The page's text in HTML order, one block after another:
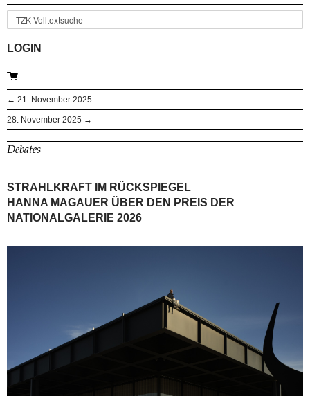
LOGIN
← 21. November 2025
28. November 2025 →
Debates
STRAHLKRAFT IM RÜCKSPIEGEL
HANNA MAGAUER ÜBER DEN PREIS DER
NATIONALGALERIE 2026